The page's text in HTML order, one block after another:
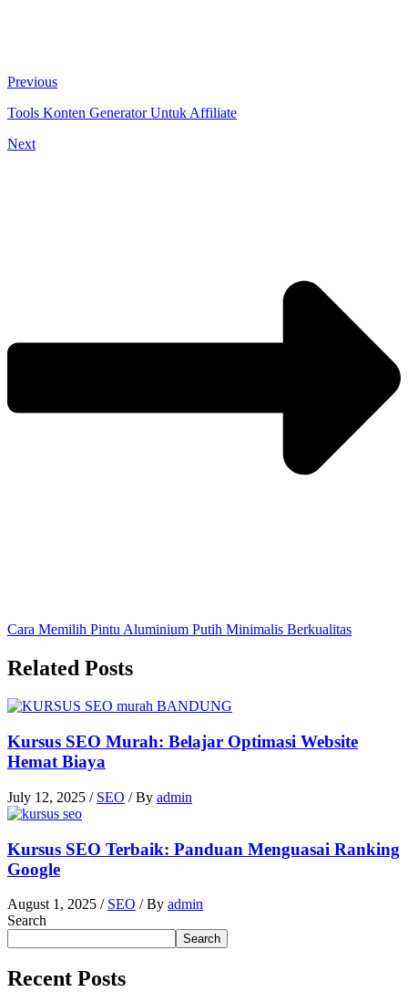
Previous
Tools Konten Generator Untuk Affiliate
Next
Cara Memilih Pintu Aluminium Putih Minimalis Berkualitas
Related Posts
Kursus SEO Murah: Belajar Optimasi Website
Hemat Biaya
July 12, 2025 / SEO / By admin
Kursus SEO Terbaik: Panduan Menguasai Ranking
Google
August 1, 2025 / SEO / By admin
Search
Search
Recent Posts